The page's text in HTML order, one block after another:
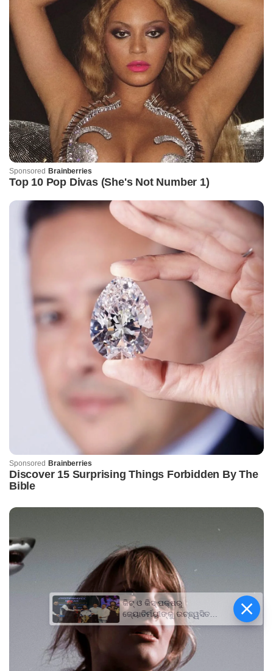
କିଟ୍‍ ଓ କିସ୍‍ ପକ୍ଷରୁ
ଜ୍ୟୋତିର୍ମୟୀଙ୍କୁ ଉଚ୍ଛ୍ୱସିତ
ସମ୍ବର୍ଦ୍ଧନା; ୫ଲକ୍ଷ ଟଙ୍କାର
ପ୍ରୋତ୍ସାହନ ରାଶି ପ୍ରଦାନ